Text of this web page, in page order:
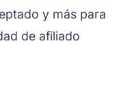
y más para
de afiliado